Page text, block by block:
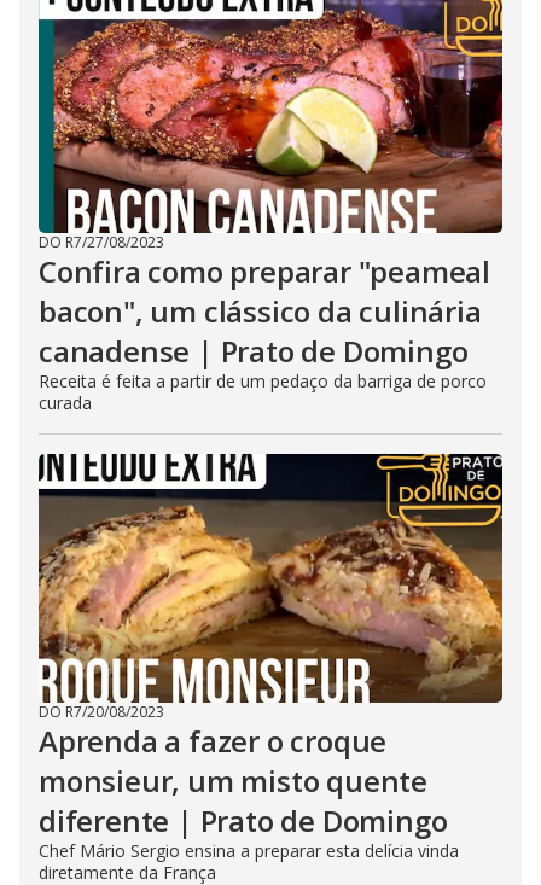
DO R7/27/08/2023
Confira como preparar "peameal
bacon", um clássico da culinária
canadense | Prato de Domingo
Receita é feita a partir de um pedaço da barriga de porco
curada
DO R7/20/08/2023
Aprenda a fazer o croque
monsieur, um misto quente
diferente | Prato de Domingo
Chef Mário Sergio ensina a preparar esta delícia vinda
diretamente da França